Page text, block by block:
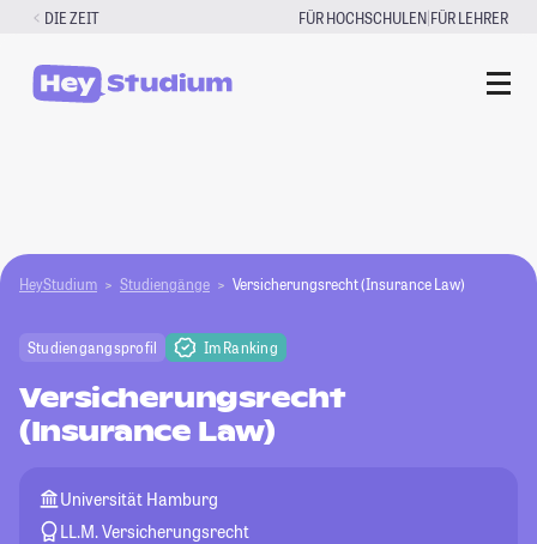
Zum
springen
DIE ZEIT FÜR HOCHSCHULEN|FÜR LEHRER
HeyStudium Studiengänge Versicherungsrecht (Insurance Law)
Studiengangsprofil Im Ranking
Versicherungsrecht
(Insurance Law)
Universität Hamburg
LL.M. Versicherungsrecht